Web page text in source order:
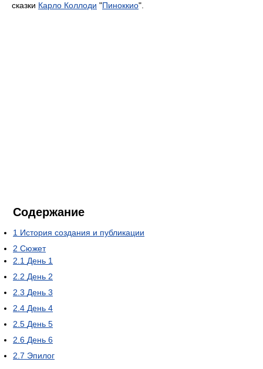
сказки Карло Коллоди "Пиноккио".
Содержание
1 История создания и публикации
2 Сюжет
2.1 День 1
2.2 День 2
2.3 День 3
2.4 День 4
2.5 День 5
2.6 День 6
2.7 Эпилог